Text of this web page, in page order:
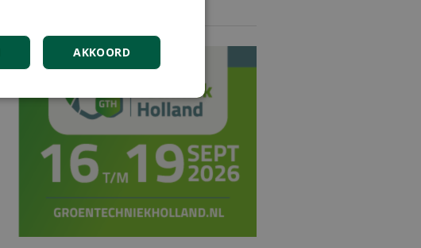
AKKOORD